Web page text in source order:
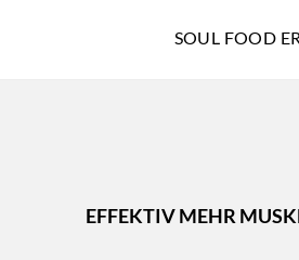
SOUL FOOD
EFFEKTIV MEHR